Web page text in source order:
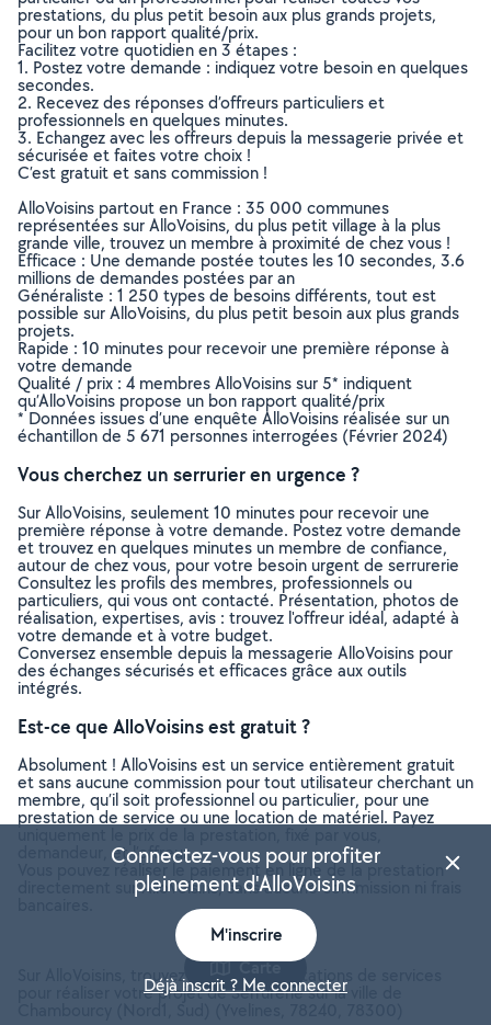
prestations, du plus petit besoin aux plus grands projets,
pour un bon rapport qualité/prix.
Facilitez votre quotidien en 3 étapes :
1. Postez votre demande : indiquez votre besoin en quelques
secondes.
2. Recevez des réponses d’offreurs particuliers et
professionnels en quelques minutes.
3. Echangez avec les offreurs depuis la messagerie privée et
sécurisée et faites votre choix !
C’est gratuit et sans commission !
AlloVoisins partout en France : 35 000 communes
représentées sur AlloVoisins, du plus petit village à la plus
grande ville, trouvez un membre à proximité de chez vous !
Efficace : Une demande postée toutes les 10 secondes, 3.6
millions de demandes postées par an
Généraliste : 1 250 types de besoins différents, tout est
possible sur AlloVoisins, du plus petit besoin aux plus grands
projets.
Rapide : 10 minutes pour recevoir une première réponse à
votre demande
Qualité / prix : 4 membres AlloVoisins sur 5* indiquent
qu’AlloVoisins propose un bon rapport qualité/prix
* Données issues d’une enquête AlloVoisins réalisée sur un
échantillon de 5 671 personnes interrogées (Février 2024)
Vous cherchez un serrurier en urgence ?
Sur AlloVoisins, seulement 10 minutes pour recevoir une
première réponse à votre demande. Postez votre demande
et trouvez en quelques minutes un membre de confiance,
autour de chez vous, pour votre besoin urgent de serrurerie
Consultez les profils des membres, professionnels ou
particuliers, qui vous ont contacté. Présentation, photos de
réalisation, expertises, avis : trouvez l'offreur idéal, adapté à
votre demande et à votre budget.
Conversez ensemble depuis la messagerie AlloVoisins pour
des échanges sécurisés et efficaces grâce aux outils
intégrés.
Est-ce que AlloVoisins est gratuit ?
Absolument ! AlloVoisins est un service entièrement gratuit
et sans aucune commission pour tout utilisateur cherchant un
membre, qu’il soit professionnel ou particulier, pour une
prestation de service ou une location de matériel. Payez
demandeur, et l’offreur.
Vous pouvez réaliser le paiement en ligne de la prestation
directement sur AlloVoisins, sans aucune commission ni frais
Sur AlloVoisins, trouvez toutes les prestations de services
pour réaliser votre projet de Serrurerie sur la ville de
Carte
Connectez-vous pour profiter
pleinement d'AlloVoisins
M'inscrire
Déjà inscrit ? Me connecter